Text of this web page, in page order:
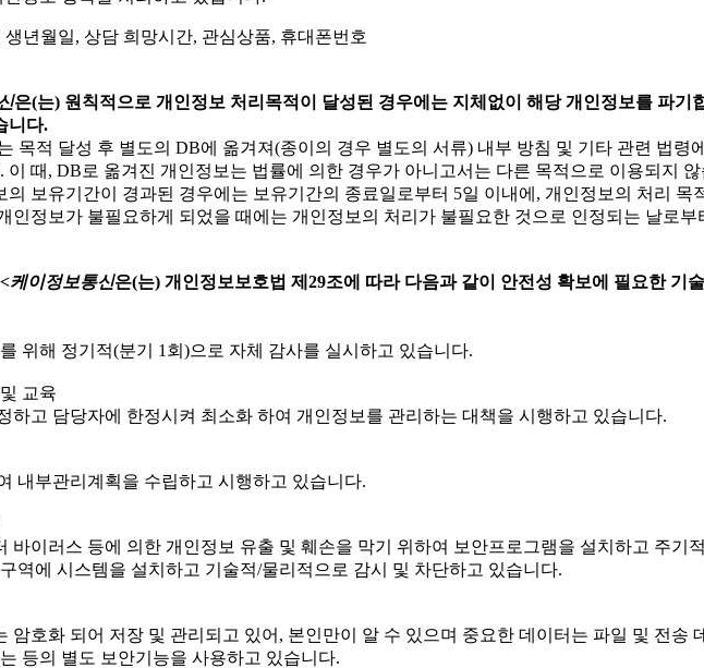
년월일, 상담 희망시간, 관심상품, 휴대폰번호
은(는) 원칙적으로 개인정보 처리목적이 달성된 경우에는 지체없이 해당 개인정보를 파기
니다.
목적 달성 후 별도의 DB에 옮겨져(종이의 경우 별도의 서류) 내부 방침 및 기타 관련 법령
때, DB로 옮겨진 개인정보는 법률에 의한 경우가 아니고서는 다른 목적으로 이용되지 않
보유기간이 경과된 경우에는 보유기간의 종료일로부터 5일 이내에, 개인정보의 처리 목
인정보가 불필요하게 되었을 때에는 개인정보의 처리가 불필요한 것으로 인정되는 날로부
<케이정보통신은(는) 개인정보보호법 제29조에 따라 다음과 같이 안전성 확보에 필요한 기
위해 정기적(분기 1회)으로 자체 감사를 실시하고 있습니다.
교육
하고 담당자에 한정시켜 최소화 하여 개인정보를 관리하는 대책을 시행하고 있습니다.
내부관리계획을 수립하고 시행하고 있습니다.
바이러스 등에 의한 개인정보 유출 및 훼손을 막기 위하여 보안프로그램을 설치하고 주기
역에 시스템을 설치하고 기술적/물리적으로 감시 및 차단하고 있습니다.
암호화 되어 저장 및 관리되고 있어, 본인만이 알 수 있으며 중요한 데이터는 파일 및 전송
등의 별도 보안기능을 사용하고 있습니다.